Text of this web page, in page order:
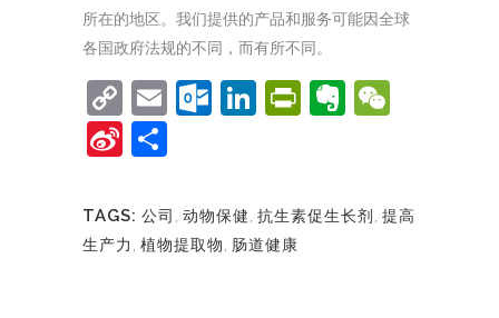
所在的地区。我们提供的产品和服务可能因全球
各国政府法规的不同，而有所不同。
Copy
Link
EmailOutlook.com
LinkedInEvernote
Sina
TAGS: 公司 动物保健 抗生素促生长剂
提高
生产力
植物提取物 肠道健康